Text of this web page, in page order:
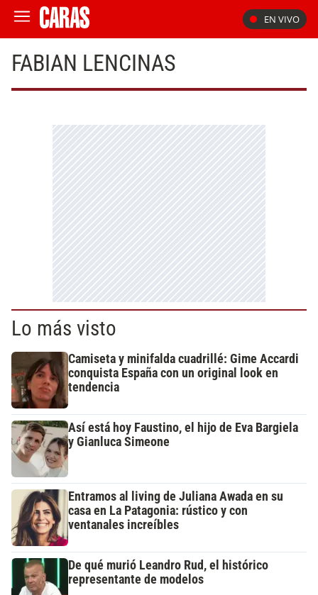
EN VIVO
FABIAN LENCINAS
Lo más visto
Camiseta y minifalda cuadrillé: Gime Accardi
conquista España con un original look en
tendencia
Así está hoy Faustino, el hijo de Eva Bargiela
y Gianluca Simeone
Entramos al living de Juliana Awada en su
casa en La Patagonia: rústico y con
ventanales increíbles
De qué murió Leandro Rud, el histórico
representante de modelos